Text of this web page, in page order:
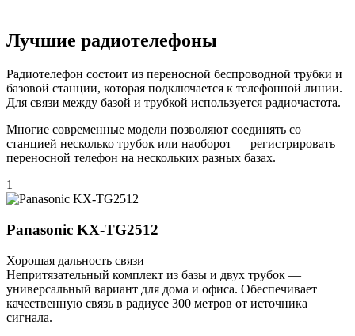
Лучшие радиотелефоны
Радиотелефон состоит из переносной беспроводной трубки и
базовой станции, которая подключается к телефонной линии.
Для связи между базой и трубкой используется радиочастота.
Многие современные модели позволяют соединять со
станцией несколько трубок или наоборот — регистрировать
переносной телефон на нескольких разных базах.
1
Panasonic KX-TG2512
Хорошая дальность связи
Непритязательный комплект из базы и двух трубок —
универсальный вариант для дома и офиса. Обеспечивает
качественную связь в радиусе 300 метров от источника
сигнала.